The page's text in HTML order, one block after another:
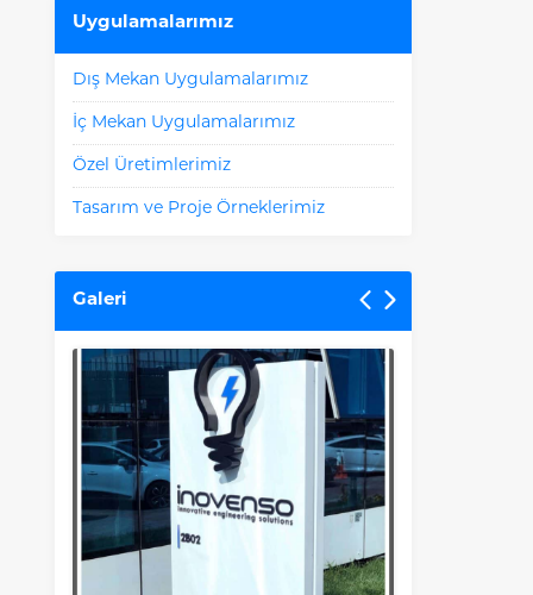
Uygulamalarımız
Dış Mekan Uygulamalarımız
İç Mekan Uygulamalarımız
Özel Üretimlerimiz
Tasarım ve Proje Örneklerimiz
Galeri